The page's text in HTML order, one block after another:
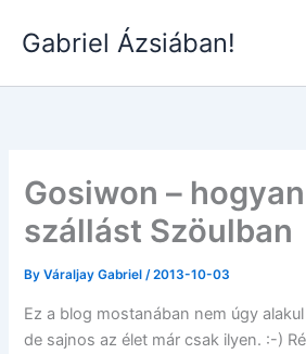
Gabriel Ázsiában!
Gosiwon –
szállást Szöulban
ByVáraljay Gabriel/2013-10-03
Ez a blog mostanában nem úgy
de sajnos az élet már csak ilyen. :-)